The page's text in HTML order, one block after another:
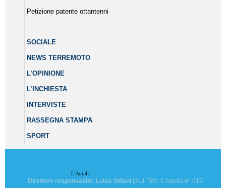
Petizione patente ottantenni
SOCIALE
NEWS TERREMOTO
L’OPINIONE
L’INCHIESTA
INTERVISTE
RASSEGNA STAMPA
SPORT
Direttore responsabile: Luisa Stifani | Aut. Trib. L'Aquila n° 519